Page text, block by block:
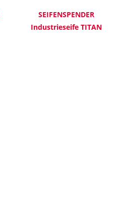
SEIFENSPENDER
Industrieseife TITAN